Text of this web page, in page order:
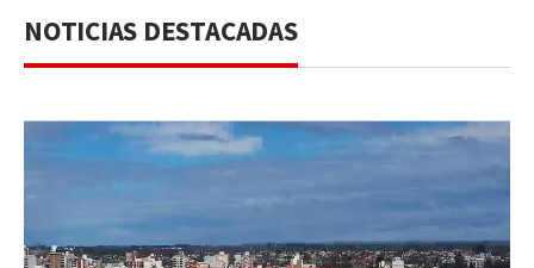
NOTICIAS DESTACADAS